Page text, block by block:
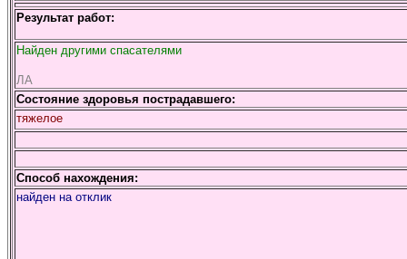
Результат работ:
Найден другими спасателями
ЛА
Состояние здоровья пострадавшего:
тяжелое
Способ нахождения:
найден на отклик